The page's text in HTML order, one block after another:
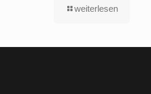
weiterlesen